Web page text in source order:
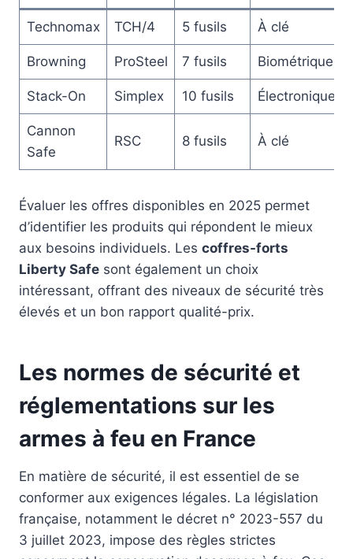
Technomax TCH/4 5 fusils À clé
Browning ProSteel 7 fusils Biométrique
Stack-On Simplex 10 fusils Électronique
Cannon
Safe
RSC 8 fusils À clé
Évaluer les offres disponibles en 2025 permet
d’identifier les produits qui répondent le mieux
aux besoins individuels. Les coffres-forts
Liberty Safe sont également un choix
intéressant, offrant des niveaux de sécurité très
élevés et un bon rapport qualité-prix.
Les normes de sécurité et
réglementations sur les
armes à feu en France
En matière de sécurité, il est essentiel de se
conformer aux exigences légales. La législation
française, notamment le décret n° 2023-557 du
3 juillet 2023, impose des règles strictes